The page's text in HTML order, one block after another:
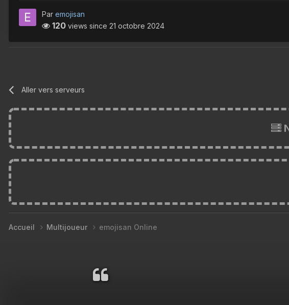
Par emojisan
120 views since 21 octobre 2024
Aller vers serveurs
Accueil Multijoueur emojisan Online